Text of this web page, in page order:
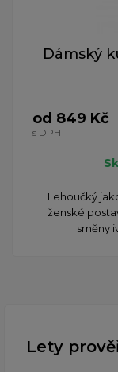
Dámský
od 849 Kč
s DPH
Lehoučký
ženské
směny
Lety